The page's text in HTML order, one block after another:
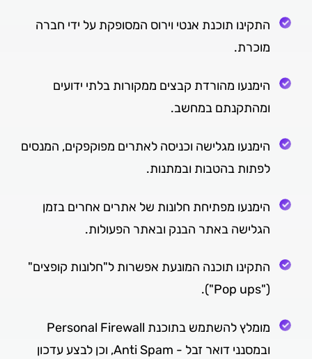
התקינו תוכנת אנטי וירוס המסופקת על ידי חברה
מוכרת.
הימנעו מהורדת קבצים ממקורות בלתי ידועים
ומהתקנתם במחשב.
הימנעו מגלישה וכניסה לאתרים מפוקפקים, המנסים
לפתות בהטבות ובמתנות.
הימנעו מפתיחת חלונות של אתרים אחרים בזמן
הגלישה באתר הבנק ובאתר הפעולות.
התקינו תוכנה המונעת אפשרות ל"חלונות קופצים"
("Pop ups").
מומלץ להשתמש בתוכנת Personal Firewall
ובמסנני דואר זבל - Anti Spam, וכן לבצע עדכון